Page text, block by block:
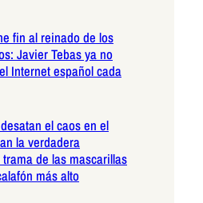
fin al reinado de los
Javier Tebas ya no
Internet español cada
el caos en el
la verdadera
de las mascarillas
más alto